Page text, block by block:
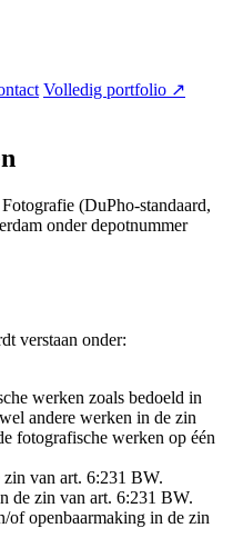
Volledig portfolio ↗
(DuPho-standaard,
onder depotnummer
verstaan onder:
werken zoals bedoeld in
andere werken in de zin
fotografische werken op één
van art. 6:231 BW.
de zin van art. 6:231 BW.
of openbaarmaking in de zin